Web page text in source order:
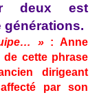
deux est
générations.
» : Anne
cette phrase
dirigeant
par son